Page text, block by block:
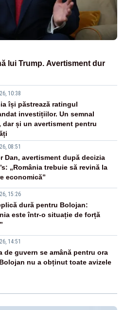
lui Trump. Avertisment dur
10:38
își păstrează ratingul
investițiilor. Un semnal
dar și un avertisment pentru
08:51
Dan, avertisment după decizia
„România trebuie să revină la
economică”
15:26
dură pentru Bolojan:
este într-o situație de forță
14:51
de guvern se amână pentru ora
nu a obținut toate avizele